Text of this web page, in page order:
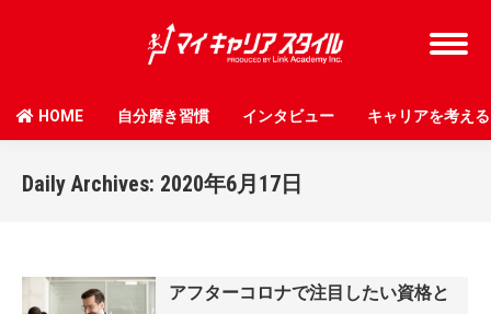
HOME 自分磨き習慣 インタビュー キャリアを考える
Daily Archives: 2020年6月17日
アフターコロナで注目したい資格と